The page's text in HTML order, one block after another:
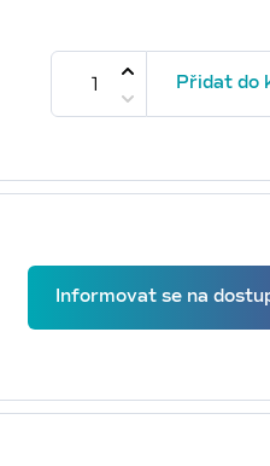
Přidat do
Informovat se na